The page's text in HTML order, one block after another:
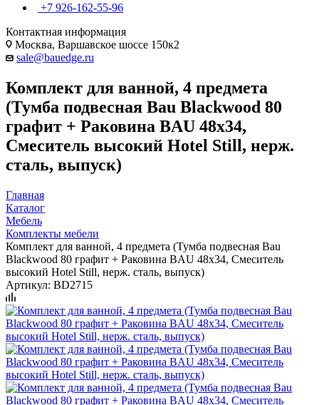
+7 926-162-55-96
Контактная информация
Москва, Варшавское шоссе 150к2
sale@bauedge.ru
Комплект для ванной, 4 предмета
(Тумба подвесная Bau Blackwood 80
графит + Раковина BAU 48х34,
Смеситель высокий Hotel Still, нерж.
сталь, выпуск)
Главная
Каталог
Мебель
Комплекты мебели
Комплект для ванной, 4 предмета (Тумба подвесная Bau
Blackwood 80 графит + Раковина BAU 48х34, Смеситель
высокий Hotel Still, нерж. сталь, выпуск)
Артикул: BD2715